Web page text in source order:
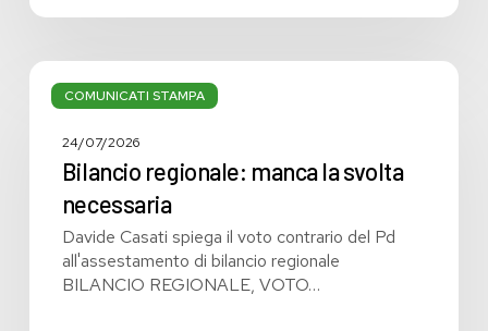
COMUNICATI STAMPA
Bilancio
regionale:
svolta
24/07/2026
Bilancio regionale: manca la svolta
necessaria
Davide Casati spiega il voto contrario del Pd
all'assestamento di bilancio regionale
BILANCIO REGIONALE, VOTO…